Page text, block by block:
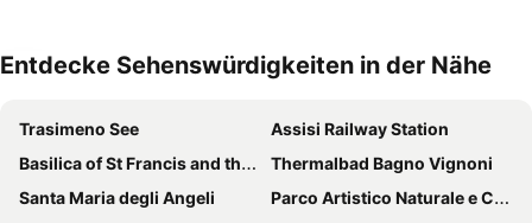
Entdecke Sehenswürdigkeiten in der Nähe
Trasimeno See
Assisi Railway Station
Basilica of St Francis and the Sacro Convento
Thermalbad Bagno Vignoni
Santa Maria degli Angeli
Parco Artistico Naturale e Culturale della Val d'Orcia